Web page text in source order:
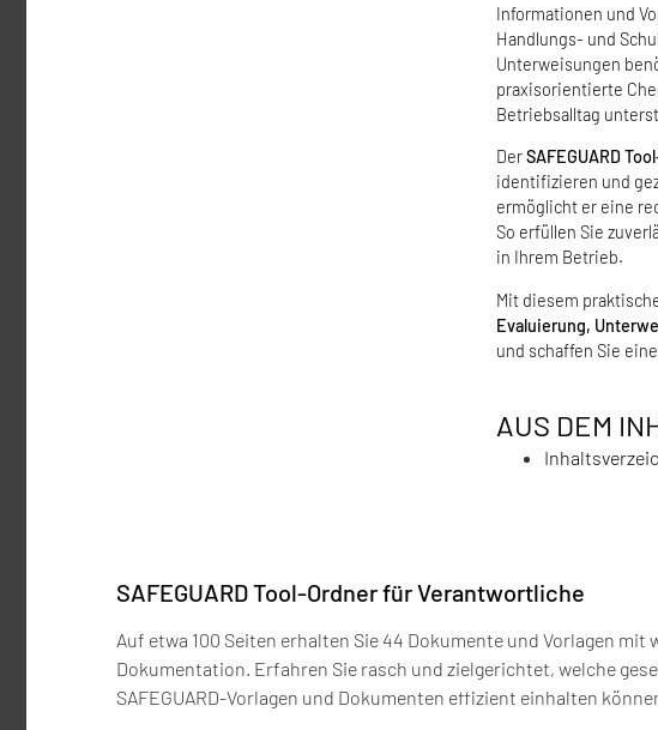
Informationen und
Handlungs- und
Unterweisungen
praxisorientierte
Betriebsalltag
DerSAFEGUARD
identifizieren und
ermöglicht er eine
So erfüllen Sie
in Ihrem Betrieb.
Mit diesem
Evaluierung,
und schaffen Sie
AUS DEM
SAFEGUARD Tool-Ordner für Verantwortliche
Auf etwa 100 Seiten erhalten Sie 44 Dokumente und Vorlagen
Dokumentation. Erfahren Sie rasch und zielgerichtet, welche
SAFEGUARD-Vorlagen und Dokumenten effizient einhalten